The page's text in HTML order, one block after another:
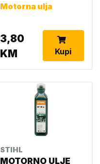
0781 319 8052
Motorna ulja
3,80
KM
Kupi
STIHL
MOTORNO ULJE